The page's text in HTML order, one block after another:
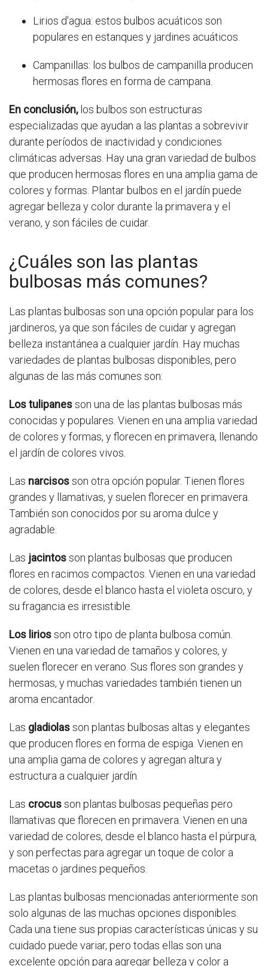
Lirios d'agua: estos bulbos acuáticos son
populares en estanques y jardines acuáticos.
Campanillas: los bulbos de campanilla producen
hermosas flores en forma de campana.
En conclusión,los bulbos son estructuras
especializadas que ayudan a las plantas a sobrevivir
durante períodos de inactividad y condiciones
climáticas adversas. Hay una gran variedad de bulbos
que producen hermosas flores en una amplia gama de
colores y formas. Plantar bulbos en el jardín puede
agregar belleza y color durante la primavera y el
verano, y son fáciles de cuidar.
¿Cuáles son las plantas
bulbosas más comunes?
Las plantas bulbosas son una opción popular para los
jardineros, ya que son fáciles de cuidar y agregan
belleza instantánea a cualquier jardín. Hay muchas
variedades de plantas bulbosas disponibles, pero
algunas de las más comunes son:
Los tulipanesson una de las plantas bulbosas más
conocidas y populares. Vienen en una amplia variedad
de colores y formas, y florecen en primavera, llenando
el jardín de colores vivos.
Las narcisosson otra opción popular. Tienen flores
grandes y llamativas, y suelen florecer en primavera.
También son conocidos por su aroma dulce y
agradable.
Las jacintosson plantas bulbosas que producen
flores en racimos compactos. Vienen en una variedad
de colores, desde el blanco hasta el violeta oscuro, y
su fragancia es irresistible.
Los liriosson otro tipo de planta bulbosa común.
Vienen en una variedad de tamaños y colores, y
suelen florecer en verano. Sus flores son grandes y
hermosas, y muchas variedades también tienen un
aroma encantador.
Las gladiolasson plantas bulbosas altas y elegantes
que producen flores en forma de espiga. Vienen en
una amplia gama de colores y agregan altura y
estructura a cualquier jardín.
Las crocusson plantas bulbosas pequeñas pero
llamativas que florecen en primavera. Vienen en una
variedad de colores, desde el blanco hasta el púrpura,
y son perfectas para agregar un toque de color a
macetas o jardines pequeños.
Las plantas bulbosas mencionadas anteriormente son
solo algunas de las muchas opciones disponibles.
Cada una tiene sus propias características únicas y su
cuidado puede variar, pero todas ellas son una
excelente opción para agregar belleza y color a